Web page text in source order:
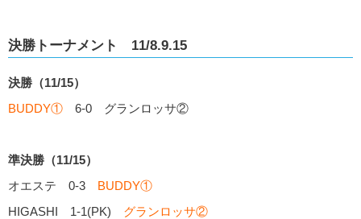
決勝トーナメント 11/8.9.15
決勝（11/15）
BUDDY① 6-0 グランロッサ②
準決勝（11/15）
オエステ 0-3 BUDDY①
HIGASHI 1-1(PK) グランロッサ②